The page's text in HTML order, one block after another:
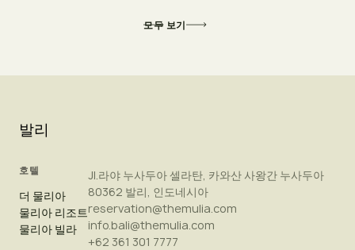
모두 보기
발리
호텔
더 물리아
물리아 리조트
물리아 빌라
Jl.라야 누사두아 셀라탄, 카와산 사왕간 누사두아
80362 발리, 인도네시아
reservation@themulia.com
info.bali@themulia.com
+62 361 301 7777